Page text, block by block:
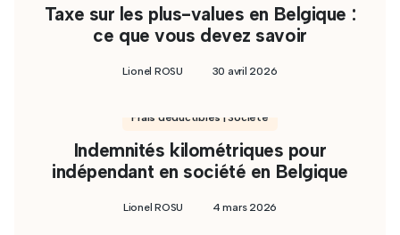
Taxe sur les plus-values en Belgique :
ce que vous devez savoir
Lionel ROSU 30 avril 2026
Frais déductibles | Société
Indemnités kilométriques pour
indépendant en société en Belgique
Lionel ROSU 4 mars 2026